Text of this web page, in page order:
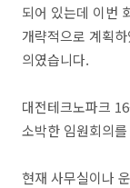
되어 있는데 이번
개략적으로 계획
의였습니다.
대전테크노파크
소박한 임원회의
현재 사무실이나